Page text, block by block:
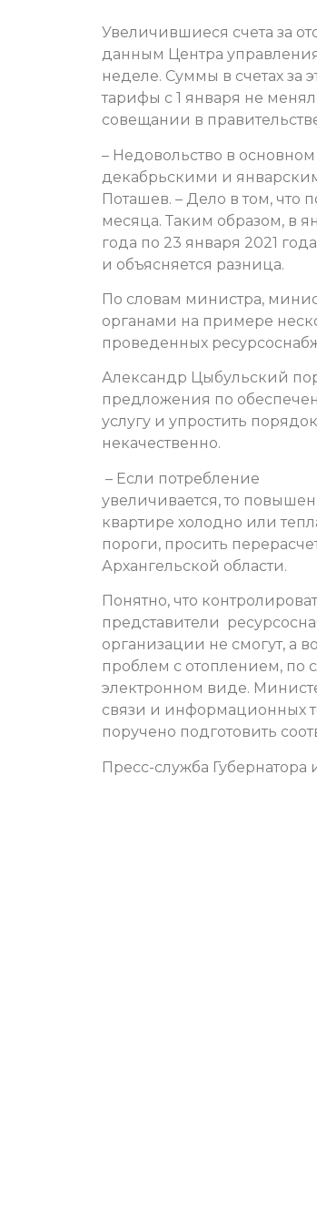
Увеличившиеся счета за
данным Центра
неделе. Суммы в счетах за
тарифы с 1 января не
совещании в
– Недовольство в
декабрьскими и
Поташев. – Дело в том, что
месяца. Таким образом, в
года по 23 января 2021
и объясняется разница.
По словам министра,
органами на примере
проведенных
Александр Цыбульский
предложения по
услугу и упростить
некачественно.
– Если потребление
увеличивается, то
квартире холодно или
пороги, просить
Архангельской области.
Понятно, что
представители
организации не смогут, а
проблем с отоплением, по
электронном виде.
связи и информационных
поручено подготовить
Пресс-служба Губернатора